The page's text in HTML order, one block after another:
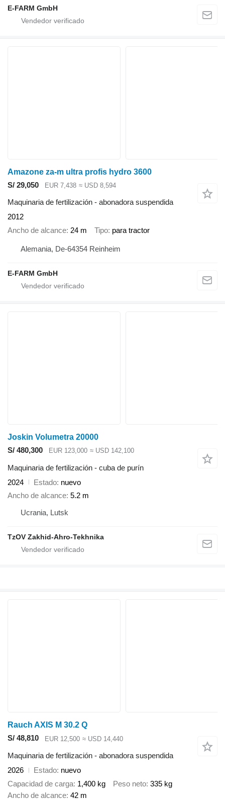
E-FARM GmbH
Amazone za-m ultra profis hydro 3600
S/ 29,050
EUR 7,438 ≈ USD 8,594
Maquinaria de fertilización - abonadora suspendida
2012
Ancho de alcance 24 m Tipo para tractor
Alemania, De-64354 Reinheim
E-FARM GmbH
Joskin Volumetra 20000
S/ 480,300
EUR 123,000 ≈ USD 142,100
Maquinaria de fertilización - cuba de purín
2024
Estado nuevo
Ancho de alcance 5.2 m
Ucrania, Lutsk
TzOV Zakhid-Ahro-Tekhnika
Rauch AXIS M 30.2 Q
S/ 48,810
EUR 12,500 ≈ USD 14,440
Maquinaria de fertilización - abonadora suspendida
2026
Estado nuevo
Capacidad de carga 1,400 kg Peso neto 335 kg
Ancho de alcance 42 m